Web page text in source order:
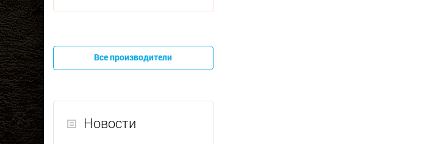
Все производители
Новости